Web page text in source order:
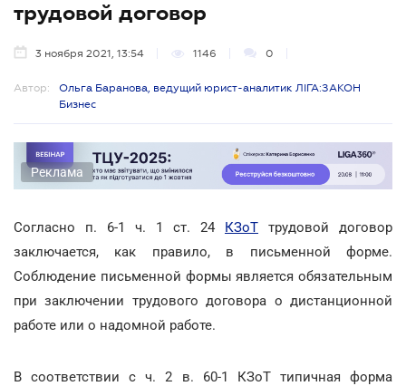
трудовой договор
3 ноября 2021, 13:54 1146 0
Автор:
Ольга Баранова, ведущий юрист-аналитик ЛІГА:ЗАКОН
Бизнес
Реклама
Согласно п. 6-1 ч. 1 ст. 24 КЗоТ трудовой договор
заключается, как правило, в письменной форме.
Соблюдение письменной формы является обязательным
при заключении трудового договора о дистанционной
работе или о надомной работе.
В соответствии с ч. 2 в. 60-1 КЗоТ типичная форма